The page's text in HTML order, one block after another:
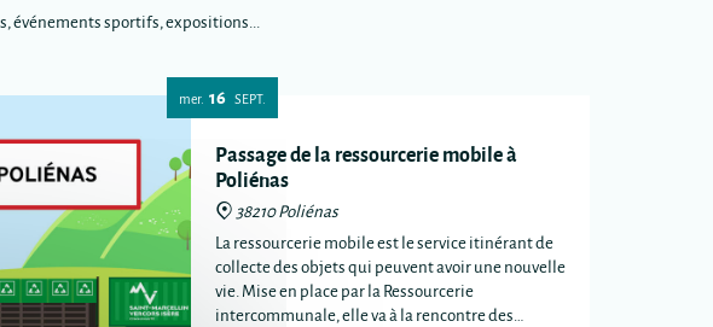
événements sportifs, expositions...
mer. 16 SEPT.
Passage de la ressourcerie mobile à
Poliénas
38210 Poliénas
La ressourcerie mobile est le service itinérant de
collecte des objets qui peuvent avoir une nouvelle
vie. Mise en place par la Ressourcerie
intercommunale, elle va à la rencontre des